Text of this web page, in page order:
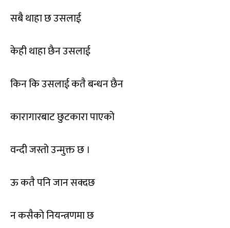
सबै थाहा छ उसलाई
केही थाहा छैन उसलाई
किन कि उसलाई कतै बन्धन छैन
कारागारबाट छुटकारा पाएको
वन्दी जस्तो उन्मुक्त छ ।
ऊ कतै पनि जान सक्दछ
न कसैको नियन्त्रणमा छ